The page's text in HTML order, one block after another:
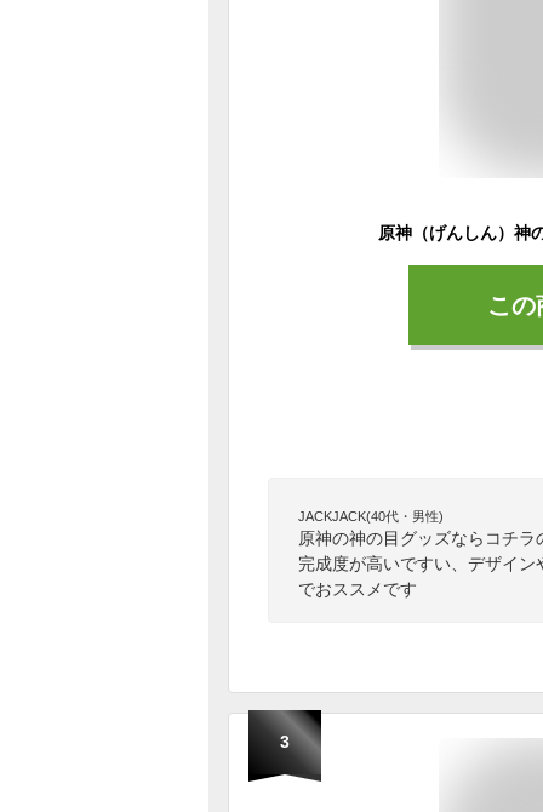
こ
JACKJACK(40代・男性)
原神の神の目グッズならコチ
完成度が高いですい、デザイ
でおススメです
3